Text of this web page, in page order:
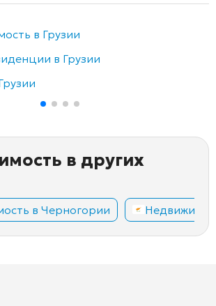
в Грузии
в Грузии
в других
в Черногории